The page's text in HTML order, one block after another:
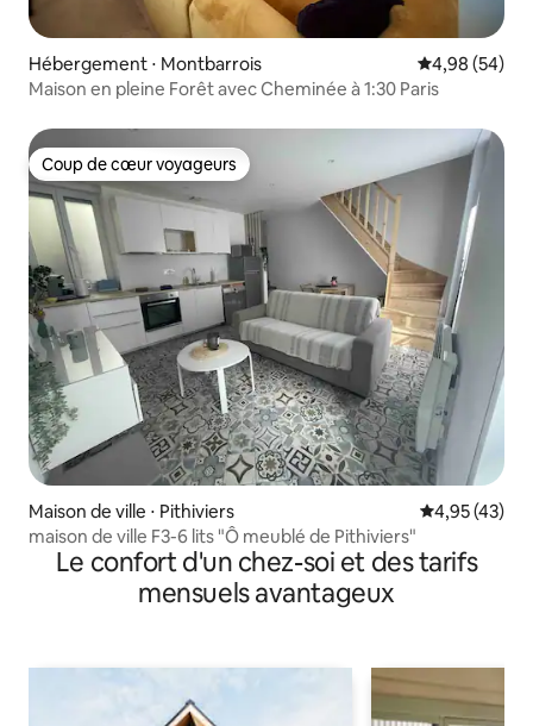
Hébergement ⋅ Montbarrois Évaluation
4,98 (54)
Maison en pleine Forêt avec Cheminée à 1:30 Paris
Coup de cœur voyageurs
Coup de cœur voyageurs
Maison de ville ⋅ Pithiviers Évaluation
4,95 (43)
maison de ville F3-6 lits "Ô meublé de Pithiviers"
Le confort d'un chez-soi et des tarifs
mensuels avantageux